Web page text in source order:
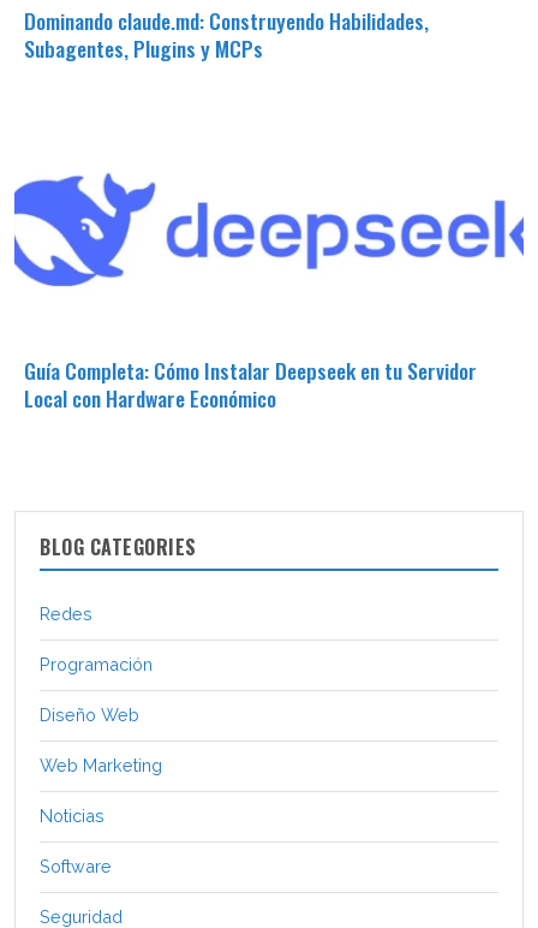
Dominando claude.md: Construyendo Habilidades,
Subagentes, Plugins y MCPs
Guía Completa: Cómo Instalar Deepseek en tu Servidor
Local con Hardware Económico
BLOG CATEGORIES
Redes
Programación
Diseño Web
Web Marketing
Noticias
Software
Seguridad